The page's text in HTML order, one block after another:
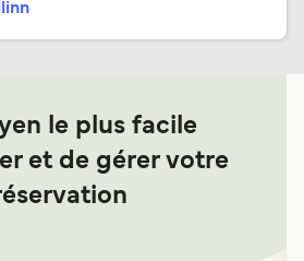
le plus facile
et de gérer votre